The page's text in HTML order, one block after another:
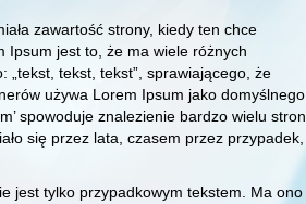
zawartość strony, kiedy ten chce
Ipsum jest to, że ma wiele różnych
„tekst, tekst, tekst”, sprawiającego, że
używa Lorem Ipsum jako domyślnego
spowoduje znalezienie bardzo wielu stron,
się przez lata, czasem przez przypadek,
jest tylko przypadkowym tekstem. Ma ono